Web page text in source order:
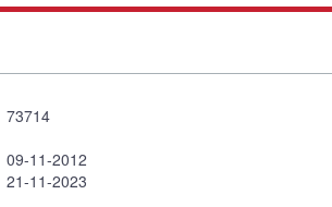
73714
09-11-2012
21-11-2023